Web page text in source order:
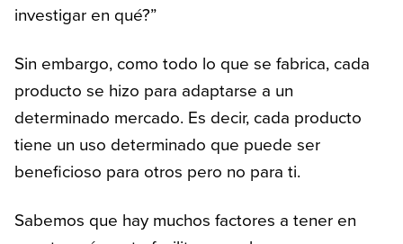
investigar en qué?”
Sin embargo, como todo lo que se fabrica, cada
producto se hizo para adaptarse a un
determinado mercado. Es decir, cada producto
tiene un uso determinado que puede ser
beneficioso para otros pero no para ti.
Sabemos que hay muchos factores a tener en